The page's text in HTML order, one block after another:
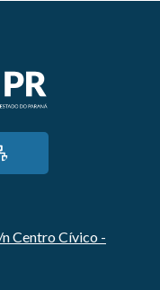
n Centro Cívico -